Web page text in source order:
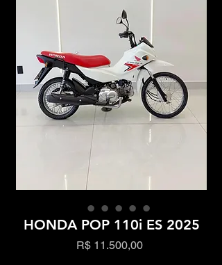
HONDA POP 110i ES 2025
R$ 11.500,00Preço